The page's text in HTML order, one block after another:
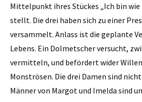
Mittelpunkt ihres Stückes „Ich bin wie
stellt. Die drei haben sich zu einer
versammelt. Anlass ist die geplante
Lebens. Ein Dolmetscher versucht,
vermitteln, und befördert wider
Monströsen. Die drei Damen sind
Männer von Margot und Imelda sind